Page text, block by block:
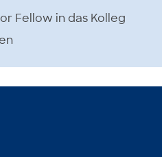
Fellow in das Kolleg